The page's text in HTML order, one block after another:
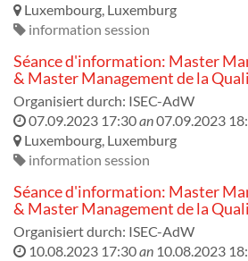
Luxembourg, Luxemburg
information session
Séance d'information: Master
& Master Management de la
Organisiert durch: ISEC-AdW
07.09.2023 17:30an07.09.2023
Luxembourg, Luxemburg
information session
Séance d'information: Master
& Master Management de la
Organisiert durch: ISEC-AdW
10.08.2023 17:30an 10.08.2023